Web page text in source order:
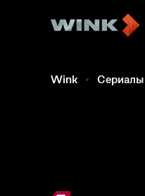
Wink Сериалы